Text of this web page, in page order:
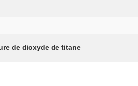
de dioxyde de titane